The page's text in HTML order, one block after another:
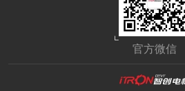
官方微信